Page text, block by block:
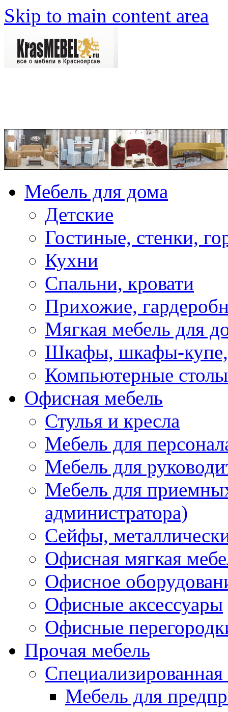
Skip to main content area
Мебель для дома
Детские
Гостиные, стенки,
Кухни
Спальни, кровати
Прихожие,
Мягкая мебель для
Шкафы, шкафы-купе,
Компьютерные столы
Офисная мебель
Стулья и кресла
Мебель для
Мебель для
Мебель для
администратора)
Сейфы,
Офисная мягкая
Офисное
Офисные аксессуары
Офисные
Прочая мебель
Специализированная
Мебель для